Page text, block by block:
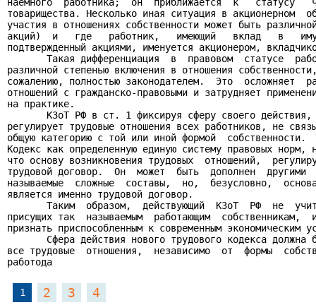
товарищества. Несколько иная ситуация в акционерном
участия в отношениях собственности может быть
акций)  и   где   работник,   имеющий   вклад   в
подтвержденный акциями, именуется акционером,
Такая дифференциация  в  правовом  статусе
различной степенью включения в отношения
сожалению, полностью законодателем.  Это  осложняет
отношений с гражданско-правовыми и затрудняет
на практике.
КЗоТ РФ в ст. 1 фиксируя сферу своего
регулирует трудовые отношения всех работников, не
общую категорию с той или иной формой  собственности.
Кодекс как определенную единую систему правовых
что основу возникновения трудовых  отношений,
трудовой договор.  Он  может  быть  дополнен  другими
называемые  сложные  составы,  но,  безусловно,
является именно трудовой договор.
Таким  образом,  действующий  КЗоТ  РФ  не
присущих так  называемым  работающим  собственникам,
признать приспособленным к современным экономическим
Сфера действия нового трудового кодекса должна
все трудовые  отношения,  независимо  от  формы
работода
1 2 3 4